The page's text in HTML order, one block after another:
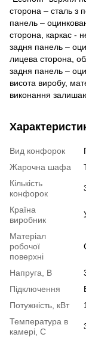
сторона – сталь з
панель –
сторона, каркас -
задня панель –
лицева сторона,
задня панель –
висота виробу,
виконання
Вид конфорок
Жарочна шафа
Кількість
конфорок
Країна
виробник
Матеріал
робочої
поверхні
Напруга, В
Підключення
Потужність, кВт
Температура в
камері, С